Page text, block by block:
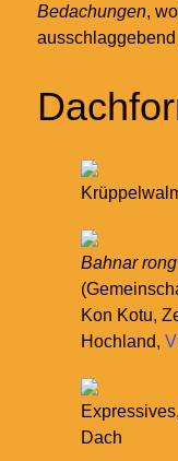
Bedachungen,
ausschlaggebend
Bahnar rong
Kon Kotu,
Hochland,
Dach